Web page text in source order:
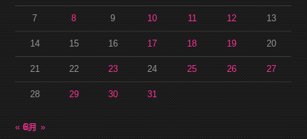
7 8 9 10 11 12 13
14 15 16 17 18 19 20
21 22 23 24 25 26 27
28 29 30 31
« 6月8月 »